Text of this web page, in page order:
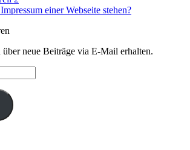
einer Webseite stehen?
neue Beiträge via E-Mail erhalten.